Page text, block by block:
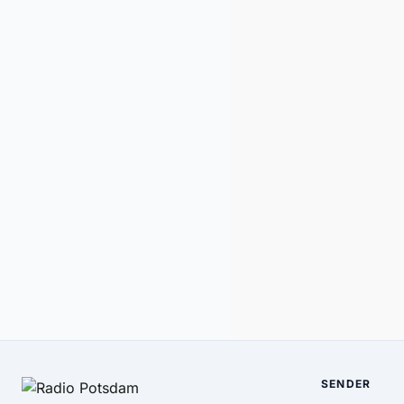
SENDER